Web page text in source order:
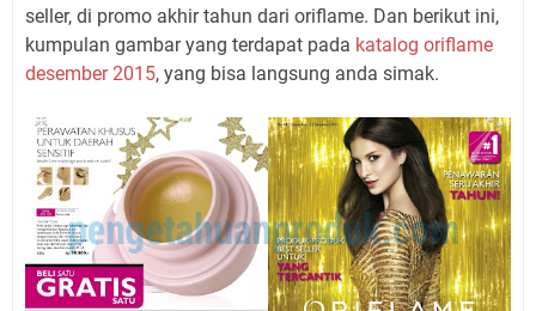
seller, di promo akhir tahun dari oriflame. Dan berikut ini,
kumpulan gambar yang terdapat pada katalog oriflame
desember 2015, yang bisa langsung anda simak.